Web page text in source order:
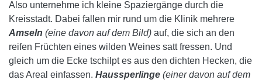
Also unternehme ich kleine Spaziergänge durch die
Kreisstadt. Dabei fallen mir rund um die Klinik mehrere
Amseln (eine davon auf dem Bild) auf, die sich an den
reifen Früchten eines wilden Weines satt fressen. Und
gleich um die Ecke tschilpt es aus den dichten Hecken, die
das Areal einfassen. Haussperlinge (einer davon auf dem